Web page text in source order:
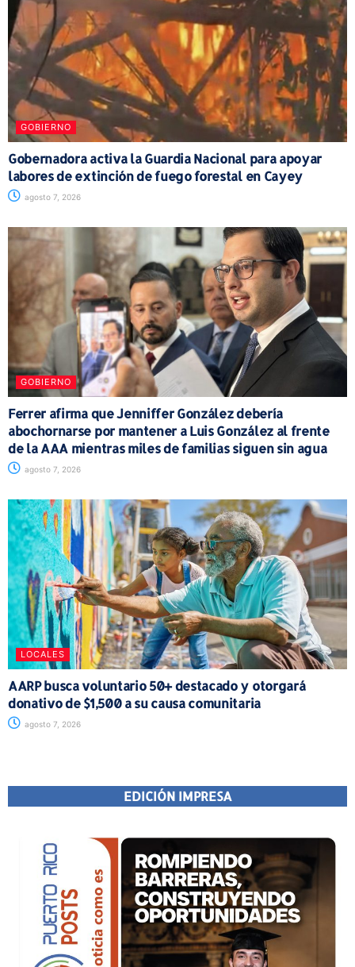
GOBIERNO
Gobernadora activa la Guardia Nacional para apoyar
labores de extinción de fuego forestal en Cayey
agosto 7, 2026
GOBIERNO
Ferrer afirma que Jenniffer González debería
abochornarse por mantener a Luis González al frente
de la AAA mientras miles de familias siguen sin agua
agosto 7, 2026
LOCALES
AARP busca voluntario 50+ destacado y otorgará
donativo de $1,500 a su causa comunitaria
agosto 7, 2026
EDICIÓN IMPRESA